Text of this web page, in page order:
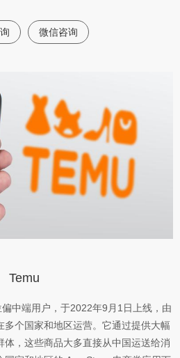
微信咨询
Temu
中端用户，于2022年9月1日上线，由
多个国家和地区运营。它通过提供大幅
，这些商品大多直接从中国运送给消